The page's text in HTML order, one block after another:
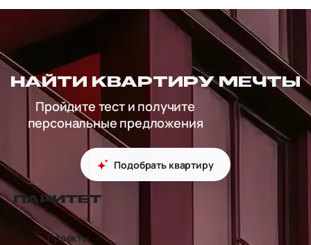
НАЙТИ КВАРТИРУ МЕЧТЫ
Пройдите тест и получите
персональные предложения
Подобрать квартиру
перейти на главную страницу
Проекты